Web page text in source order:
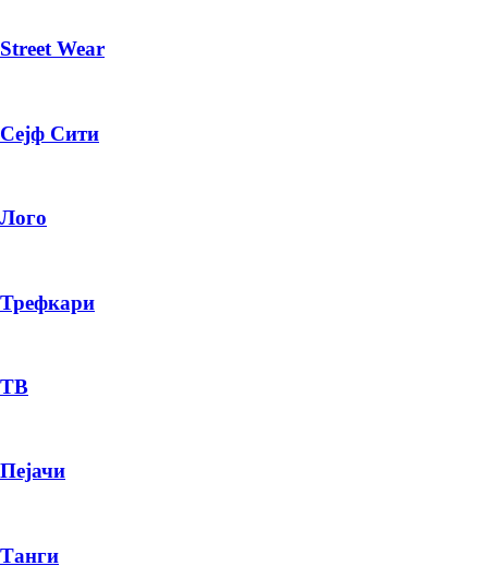
Street Wear
Сејф Сити
Лого
Трефкари
ТВ
Пејачи
Танги